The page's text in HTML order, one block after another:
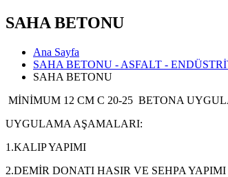
SAHA BETONU
Ana Sayfa
SAHA BETONU - ASFALT -
SAHA BETONU
MİNİMUM 12 CM C 20-25 BETONA
UYGULAMA AŞAMALARI:
1.KALIP YAPIMI
2.DEMİR DONATI HASIR VE SEHPA